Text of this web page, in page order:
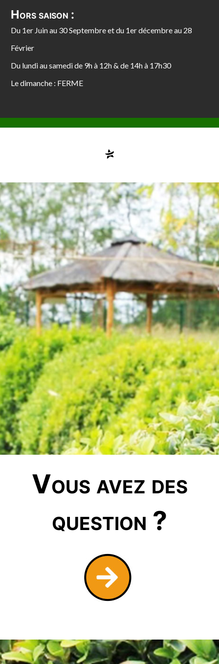
Hors saison :
Du 1er Juin au 30 Septembre et du 1er décembre au 28
Février
Du lundi au samedi de 9h à 12h & de 14h à 17h30
Le dimanche : FERME
Vous avez des
question ?